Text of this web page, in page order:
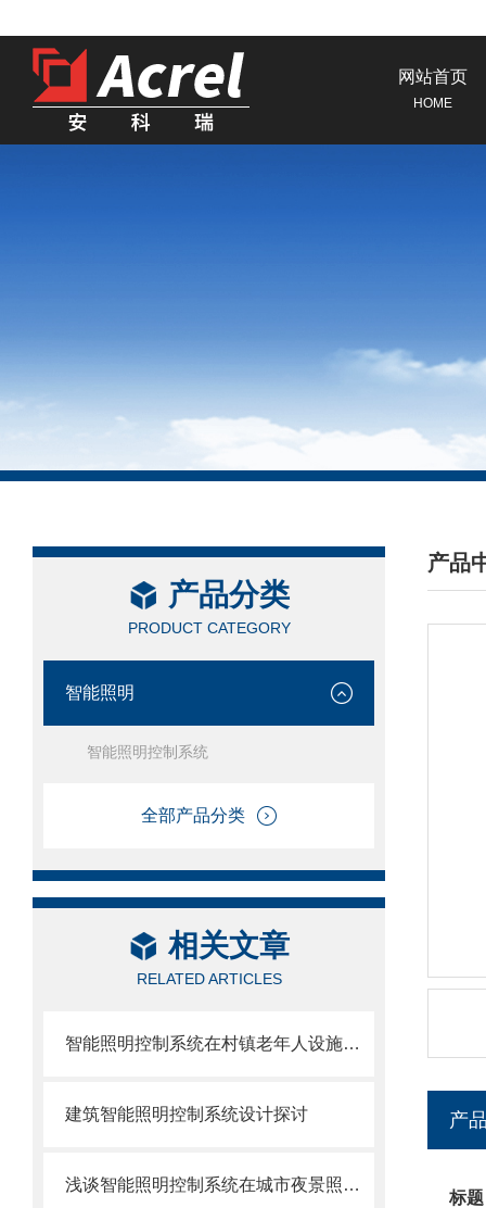
网站首页
HOME
产品分类
PRODUCT CATEGORY
智能照明
智能照明控制系统
全部产品分类
相关文章
RELATED ARTICLES
智能照明控制系统在村镇老年人设施中的应用
建筑智能照明控制系统设计探讨
浅谈智能照明控制系统在城市夜景照明中的运用
产品
/
产
标